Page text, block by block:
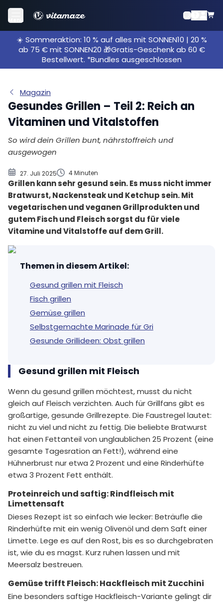
Menü
☀️ Sommeraktion: 10 % auf alles mit SONNEN10 | 20 %
ab 75 € mit SONNEN20 🎁Gratis-Geschenk ab 60 €
Bestellwert. *Bundles ausgeschlossen
Magazin
Gesundes Grillen – Teil 2: Reich an
Vitaminen und Vitalstoffen
So wird dein Grillen bunt, nährstoffreich und
ausgewogen
27. Juli 2025 4 Minuten
Grillen kann sehr gesund sein. Es muss nicht immer
Bratwurst, Nackensteak und Ketchup sein. Mit
vegetarischen und veganen Grillprodukten und
gutem Fisch und Fleisch sorgst du für viele
Vitamine und Vitalstoffe auf dem Grill.
Themen in diesem Artikel:
Gesund grillen mit Fleisch
Fisch grillen
Gemüse grillen
Selbstgemachte Marinade für Gri
Gesunde Grillideen: Obst grillen
Gesund grillen mit Fleisch
Fisch grillen
Gemüse grillen
Selbstgemachte Marinade für Gri
Gesunde Grillideen: Obst grillen
Gesund grillen mit Fleisch
Wenn du gesund grillen möchtest, musst du nicht
gleich auf Fleisch verzichten. Auch für Grillfans gibt es
großartige, gesunde Grillrezepte. Die Faustregel lautet:
nicht zu viel und nicht zu fettig. Die beliebte Bratwurst
hat einen Fettanteil von unglaublichen 25 Prozent (eine
gesamte Tagesration an Fett!), während eine
Hühnerbrust nur etwa 2 Prozent und eine Rinderhüfte
etwa 3 Prozent Fett enthält.
Proteinreich und saftig: Rindfleisch mit
Limettensaft
Dieses Rezept ist so einfach wie lecker: Beträufle die
Rinderhüfte mit ein wenig Olivenöl und dem Saft einer
Limette. Lege es auf den Rost, bis es so durchgebraten
ist, wie du es magst. Kurz ruhen lassen und mit
Meersalz bestreuen.
Gemüse trifft Fleisch: Hackfleisch mit Zucchini
Eine besonders saftige Hackfleisch-Variante gelingt dir